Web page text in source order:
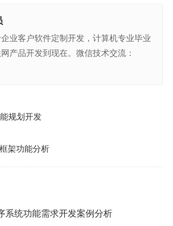
业客户软件定制开发，计算机专业毕业
产品开发到现在。微信技术交流：
规划开发
架功能分析
系统功能需求开发案例分析